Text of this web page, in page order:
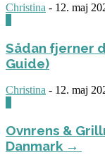
Christina - 12. maj
Sådan fjerner
Guide)
Christina - 12. maj
Ovnrens &
Danmark →